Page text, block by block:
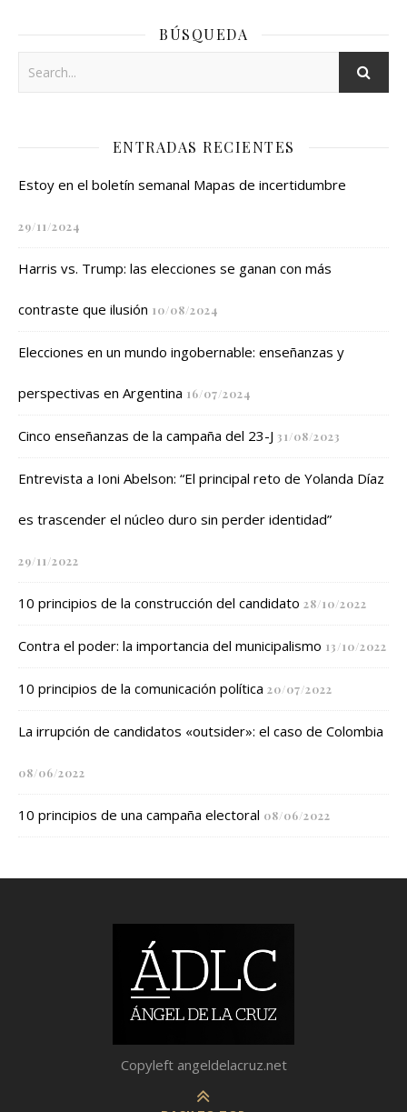
BÚSQUEDA
ENTRADAS RECIENTES
Estoy en el boletín semanal Mapas de incertidumbre
29/11/2024
Harris vs. Trump: las elecciones se ganan con más
contraste que ilusión 10/08/2024
Elecciones en un mundo ingobernable: enseñanzas y
perspectivas en Argentina 16/07/2024
Cinco enseñanzas de la campaña del 23-J 31/08/2023
Entrevista a Ioni Abelson: “El principal reto de Yolanda Díaz
es trascender el núcleo duro sin perder identidad”
29/11/2022
10 principios de la construcción del candidato 28/10/2022
Contra el poder: la importancia del municipalismo 13/10/2022
10 principios de la comunicación política 20/07/2022
La irrupción de candidatos «outsider»: el caso de Colombia
08/06/2022
10 principios de una campaña electoral 08/06/2022
Copyleft angeldelacruz.net